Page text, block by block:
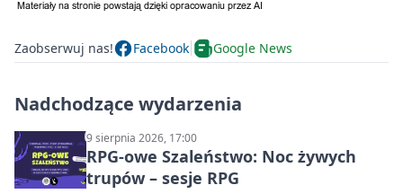
Zaobserwuj nas! Facebook Google News
Nadchodzące wydarzenia
9 sierpnia 2026, 17:00
RPG-owe Szaleństwo: Noc żywych
trupów – sesje RPG